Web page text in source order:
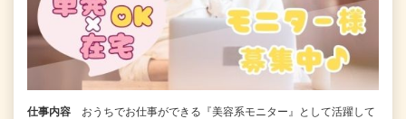
仕事内容
おうちでお仕事ができる『美容系モニター』として活躍して